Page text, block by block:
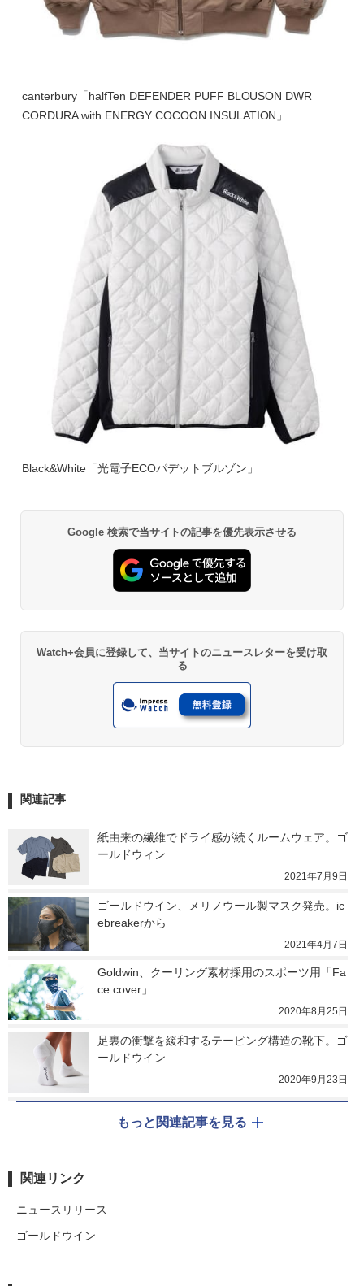
canterbury「halfTen DEFENDER PUFF BLOUSON DWR
CORDURA with ENERGY COCOON INSULATION」
Black&White「光電子ECOパデットブルゾン」
Google 検索で当サイトの記事を優先表示させる
Watch+会員に登録して、当サイトのニュースレターを受け取
る
関連記事
紙由来の繊維でドライ感が続くルームウェア。ゴ
ールドウィン
2021年7月9日
ゴールドウイン、メリノウール製マスク発売。ic
ebreakerから
2021年4月7日
Goldwin、クーリング素材採用のスポーツ用「Fa
ce cover」
2020年8月25日
足裏の衝撃を緩和するテーピング構造の靴下。ゴ
ールドウイン
2020年9月23日
もっと関連記事を見る
関連リンク
ニュースリリース
ゴールドウイン